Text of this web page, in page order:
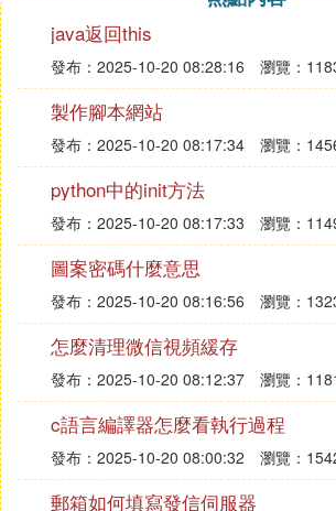
台，點管理-素材管理，如下圖所示。
5. 訂閱號住上怎麼發歌曲
1.復制尋找到的音樂盒代碼,用代碼
身播放、手動播放或者自動播放。
2.首先打開自己的微信公眾號，找到
「新建圖文消息」
1.在新建圖文消息的頁面，我們可
上傳音樂，視頻，音頻等。在這里
後搜索想要插入在文章的音樂（這
音樂里的）找到後單擊，就出現在
2.如果沒有找到想要的音樂，而是想
樂和語音到微信文章中。這里在音頻
3.上傳的音頻下面有說明，格式支
v、amr，文件大小不超過30M，語
分鍾。寫好標題和分類，上傳然後
4.然後點擊語音，就可以放在文章
java返回this
發布：2025-10-20 08:28:16 瀏覽：
製作腳本網站
發布：2025-10-20 08:17:34 瀏覽：
python中的init方法
發布：2025-10-20 08:17:33 瀏覽：
圖案密碼什麼意思
發布：2025-10-20 08:16:56 瀏覽：
怎麼清理微信視頻緩存
發布：2025-10-20 08:12:37 瀏覽：
c語言編譯器怎麼看執行過程
發布：2025-10-20 08:00:32 瀏覽：
郵箱如何填寫發信伺服器